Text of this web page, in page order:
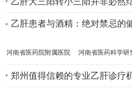
乙肝患者与酒精：绝对禁忌
河南省医药院附属医院
肝病专家高
河南省医药科学研
附属医院肝
郑州值得信赖的专业乙肝诊疗